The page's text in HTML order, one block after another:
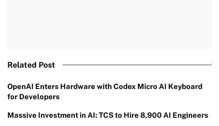
Related Post
OpenAI Enters Hardware with Codex Micro AI Keyboard
for Developers
Massive Investment in AI: TCS to Hire 8,900 AI Engineers